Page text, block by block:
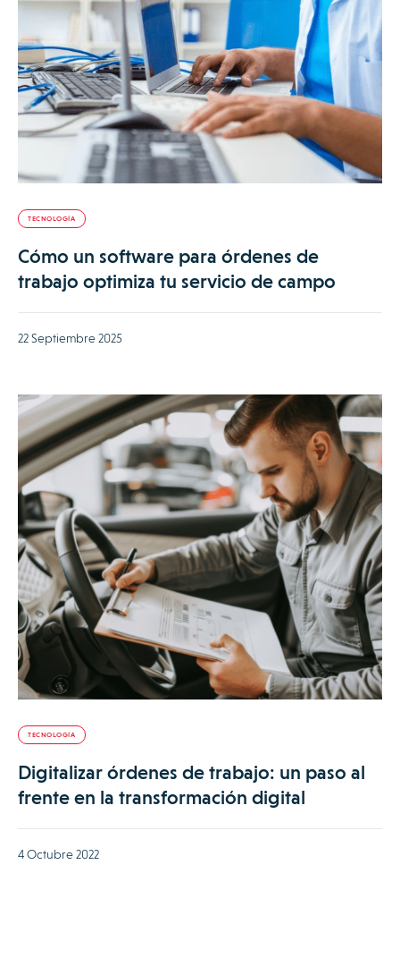
TECNOLOGÍA
Cómo un software para órdenes de
trabajo optimiza tu servicio de campo
22 Septiembre 2025
TECNOLOGÍA
Digitalizar órdenes de trabajo: un paso al
frente en la transformación digital
4 Octubre 2022